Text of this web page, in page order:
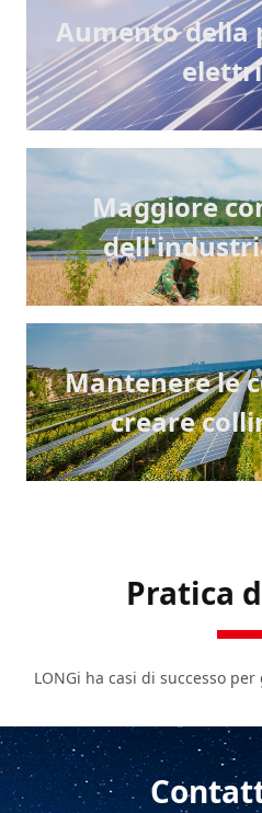
Aumento della
Maggiore
Mantenere le
creare
Pratica
LONGi ha casi di successo